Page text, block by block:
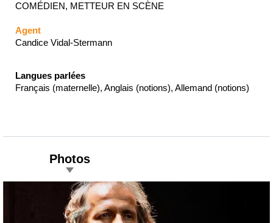
COMÉDIEN, METTEUR EN SCÈNE
Agent
Candice Vidal-Stermann
Langues parlées
Français (maternelle), Anglais (notions), Allemand (notions)
Photos